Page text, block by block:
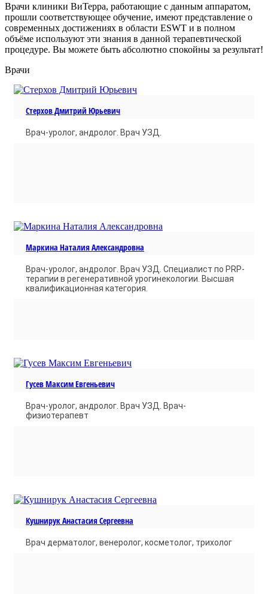
Врачи клиники ВиТерра, работающие с данным аппаратом,
прошли соответствующее обучение, имеют представление о
современных достижениях в области ESWT и в полном
объёме используют эти знания в данной терапевтической
процедуре. Вы можете быть абсолютно спокойны за результат!
Врачи
Стерхов Дмитрий Юрьевич
Врач-уролог, андролог. Врач УЗД.
Маркина Наталия Александровна
Врач-уролог, андролог. Врач УЗД. Cпециалист по PRP-
терапии в регенеративной урогинекологии. Высшая
квалификационная категория.
Гусев Максим Евгеньевич
Врач-уролог, андролог. Врач УЗД. Врач-
физиотерапевт
Кушнирук Анастасия Сергеевна
Врач дерматолог, венеролог, косметолог, трихолог